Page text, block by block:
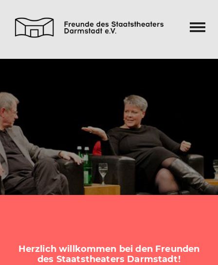
Herzlich willkommen bei den Freunden
des Staatstheaters Darmstadt!